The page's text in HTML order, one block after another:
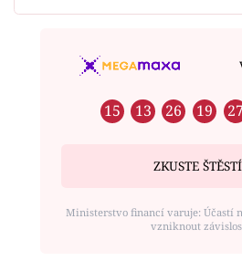
15 13 26 19 27
ZKUSTE ŠTĚSTÍ
Ministerstvo financí varuje: Účastí
vzniknout